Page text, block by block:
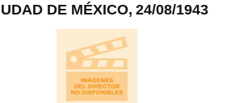
DE MÉXICO, 24/08/1943